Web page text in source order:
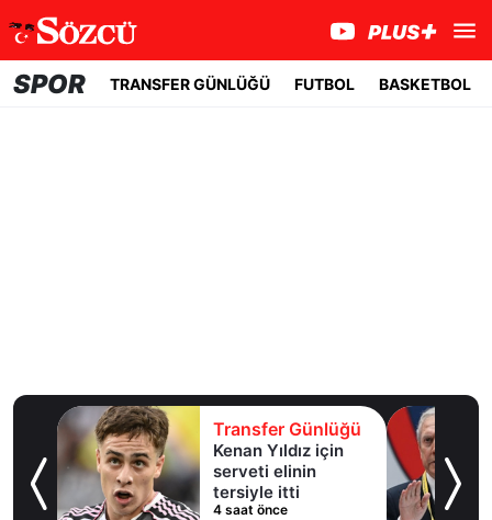
SPOR TRANSFER GÜNLÜĞÜ FUTBOL BASKETBOL
Transfer Günlüğü
Kenan Yıldız için
serveti elinin
tersiyle itti
4 saat önce